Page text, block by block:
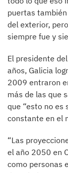
puertas
del exterior,
siempre fue y
El presidente
años, Galicia
2009 entraron
más de las que
que “esto no es
constante en el
“Las
el año 2050 en
como personas